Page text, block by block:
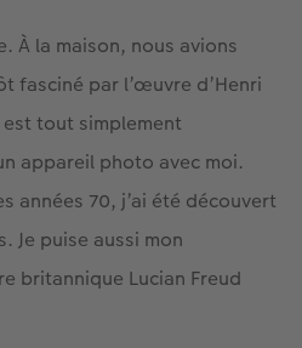
À la maison, nous avions
fasciné par l’œuvre d’Henri
tout simplement
appareil photo avec moi.
années 70, j’ai été découvert
Je puise aussi mon
britannique Lucian Freud